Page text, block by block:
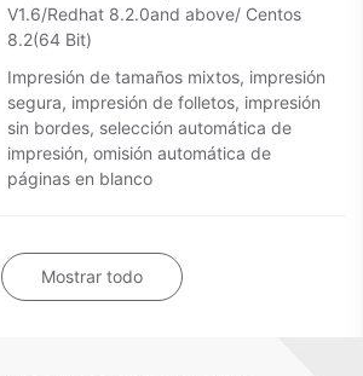
V1.6/Redhat 8.2.0and above/ Centos
8.2(64 Bit)
Impresión de tamaños mixtos, impresión
segura, impresión de folletos, impresión
sin bordes, selección automática de
impresión, omisión automática de
páginas en blanco
Mostrar todo